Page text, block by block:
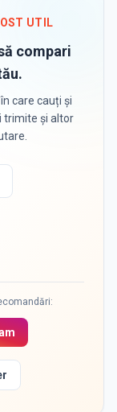
UTIL
compari
care cauți și
trimite și altor